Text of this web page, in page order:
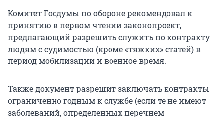
Комитет Госдумы по обороне рекомендовал к
принятию в первом чтении законопроект,
предлагающий разрешить служить по контракту
людям с судимостью (кроме «тяжких» статей) в
период мобилизации и военное время.
Также документ разрешит заключать контракты
ограниченно годным к службе (если те не имеют
заболеваний, определенных перечнем